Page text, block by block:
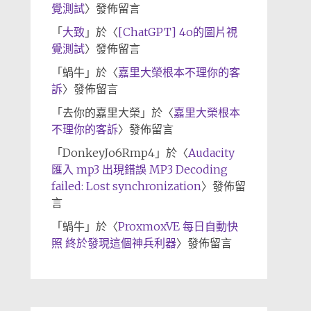
覺測試〉發佈留言
「 大致 」於〈[ChatGPT] 4o的圖片視
覺測試〉發佈留言
「 蝸牛」於〈嘉里大榮根本不理你的客
訴〉發佈留言
「 去你的嘉里大榮 」於〈嘉里大榮根本
不理你的客訴〉發佈留言
「 DonkeyJo6Rmp4」於〈Audacity
匯入 mp3 出現錯誤 MP3 Decoding
failed: Lost synchronization〉發佈留
言
「 蝸牛」於〈ProxmoxVE 每日自動快
照 終於發現這個神兵利器〉發佈留言